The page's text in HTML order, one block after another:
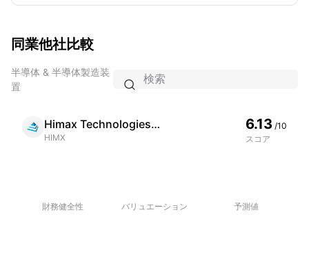
同業他社比較
半導体 & 半導体製造装
置

Himax Technologies Inc
HIMX
6.13 /10
スコア
財務健全性 バリュエーション 予測値